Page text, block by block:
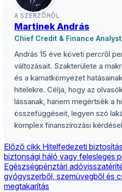
A SZERZŐRŐL
Martinek András
Chief Credit & Finance Analyst
András 15 éve követi percről
változásait. Szakterülete a
és a kamatkörnyezet
hitelekre. Célja, hogy az
lássanak, hanem megértsék a
összefüggéseit, legyen szó
komplex finanszírozási
Előző cikk Hitelfedezeti
biztonsági háló vagy felesleges
Egészségpénztári
gyógyszerből, szemüvegből és
megtakarítás